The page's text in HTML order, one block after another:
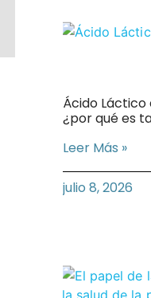
Ácido Láctico
¿por qué es
Leer Más »
julio 8, 2026